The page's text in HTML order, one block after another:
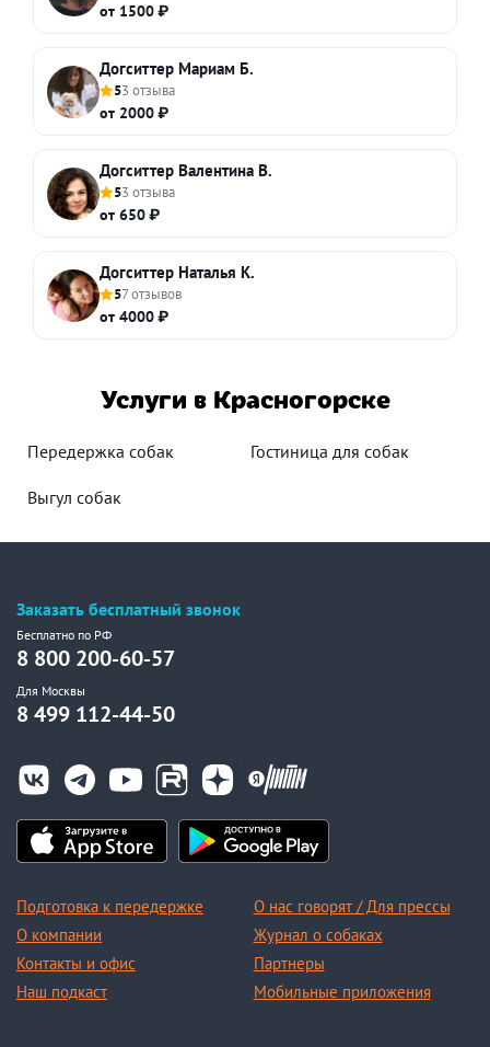
от 1500 ₽
Догситтер Мариам Б.
53 отзыва
от 2000 ₽
Догситтер Валентина В.
53 отзыва
от 650 ₽
Догситтер Наталья К.
57 отзывов
от 4000 ₽
Услуги в Красногорске
Передержка собак Гостиница для собак
Выгул собак
Заказать бесплатный звонок
Бесплатно по РФ
8 800 200-60-57
Для Москвы
8 499 112-44-50
Подготовка к передержке
О компании
Контакты и офис
Наш подкаст
О нас говорят / Для прессы
Журнал о собаках
Партнеры
Мобильные приложения